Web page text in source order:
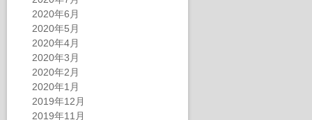
2020年6月
2020年5月
2020年4月
2020年3月
2020年2月
2020年1月
2019年12月
2019年11月